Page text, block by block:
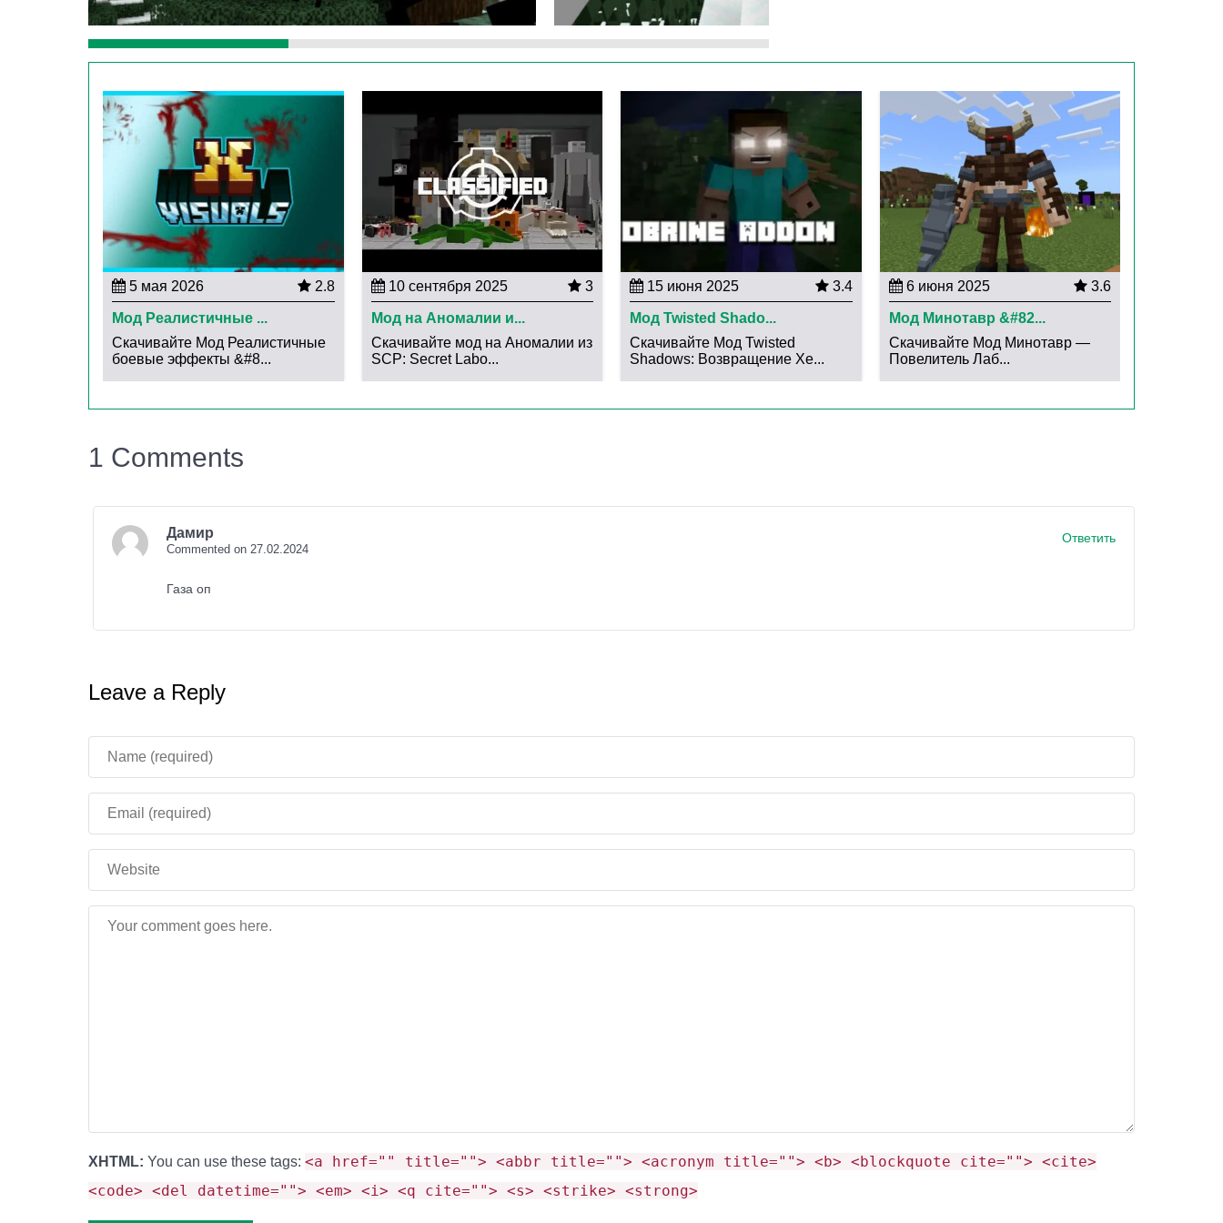
Если игроки отправятся исследовать территории дальше, то они наверняка встретят Халта. Этот
герой мода дорс — нечто голубоватое, чем-то отдаленно напоминает привидение.
Чем дальше игроки отправляются в путь, тем больше разнообразных героев будет
попадаться им на пути.
Тут может быть Раш, Амбуш и многие другие персонажи мода doors хоррор, с которыми Стив
непременно пересечется в Майнкрафт ПЕ. Не сразу понятно, чего же можно от них ожидать. Но
точно можно сказать, что чаще всего, ничего хорошего.
5 мая 2026 2.8
Мод Реалистичные ...
Скачивайте Мод Реалистичные
боевые эффекты &#8...
10 сентября 2025 3
Мод на Аномалии и...
Скачивайте мод на Аномалии из
SCP: Secret Labo...
15 июня 2025 3.4
Мод Twisted Shado...
Скачивайте Мод Twisted
Shadows: Возвращение Хе...
6 июня 2025 3.6
Мод Минотавр &#82...
Скачивайте Мод Минотавр —
Повелитель Лаб...
1 Comments
Дамир
Commented on 27.02.2024
Газа оп
Ответить
Leave a Reply
XHTML: You can use these tags: <a href="" title=""> <abbr title=""> <acronym title=""> <b> <blockquote cite=""> <cite>
<code> <del datetime=""> <em> <i> <q cite=""> <s> <strike> <strong>